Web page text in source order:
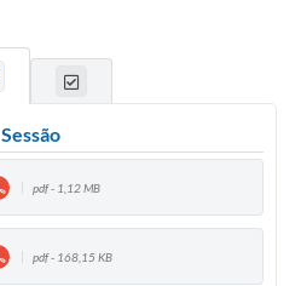
Sessão
pdf - 1,12 MB
pdf - 168,15 KB